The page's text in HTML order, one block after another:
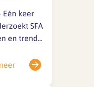
Eén keer
SFA
en trends
in de